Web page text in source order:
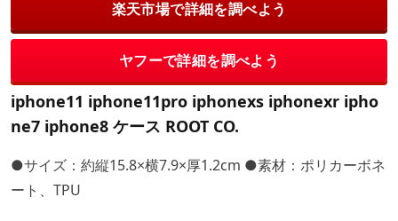
楽天市場で詳細を調べよう
ヤフーで詳細を調べよう
iphone11 iphone11pro iphonexs iphonexr ipho
ne7 iphone8 ケース ROOT CO.
●サイズ：約縦15.8×横7.9×厚1.2cm ●素材：ポリカーボネ
ート、TPU